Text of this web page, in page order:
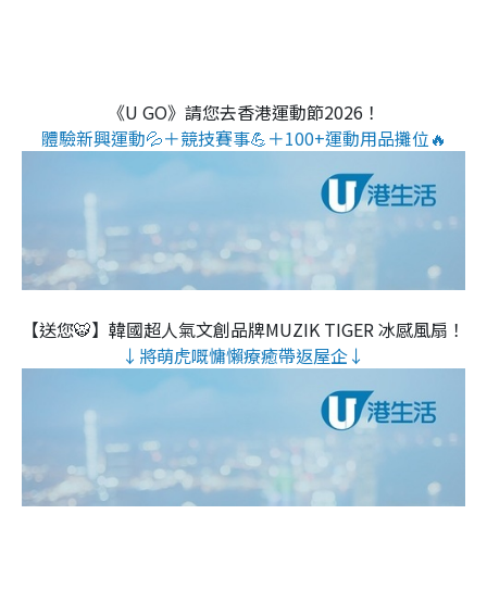
《U GO》請您去香港運動節2026！
體驗新興運動💦＋競技賽事💪＋100+運動用品攤位🔥
【送您🐯】韓國超人氣文創品牌MUZIK TIGER 冰感風扇！
↓將萌虎嘅慵懶療癒帶返屋企↓